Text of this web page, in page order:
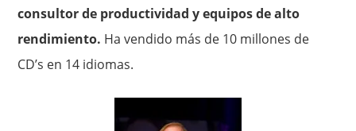
consultor de productividad y equipos de alto
rendimiento. Ha vendido más de 10 millones de
CD’s en 14 idiomas.